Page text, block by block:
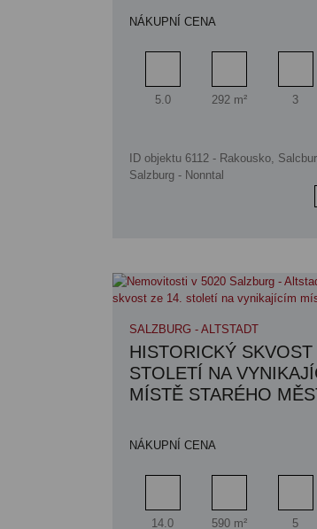
NÁKUPNÍ CENA
Pokoj
5.0
Obytný prostor
292 m²
3
ID objektu 6112 - Rakousko,
Salzburg - Nonntal
SALZBURG - ALTSTADT
HISTORICKÝ SKVOST
STOLETÍ NA
MÍSTĚ STARÉHO
NÁKUPNÍ CENA
Pokoj
14.0
Obytný prostor
590 m²
5